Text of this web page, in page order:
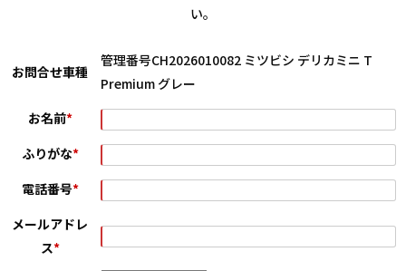
い。
お問合せ車種
管理番号CH2026010082 ミツビシ デリカミニ T
Premium グレー
お名前*
ふりがな*
電話番号*
メールアドレ
ス*